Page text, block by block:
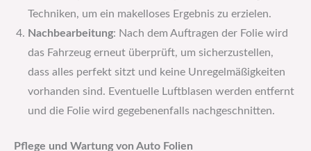
Techniken, um ein makelloses Ergebnis zu erzielen.
Nachbearbeitung: Nach dem Auftragen der Folie wird
das Fahrzeug erneut überprüft, um sicherzustellen,
dass alles perfekt sitzt und keine Unregelmäßigkeiten
vorhanden sind. Eventuelle Luftblasen werden entfernt
und die Folie wird gegebenenfalls nachgeschnitten.
Pflege und Wartung von Auto Folien